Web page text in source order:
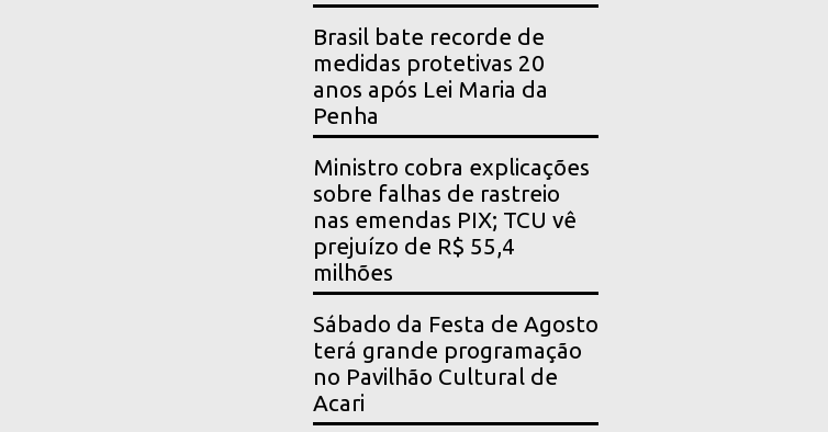
Brasil bate recorde de
medidas protetivas 20
anos após Lei Maria da
Penha
Ministro cobra explicações
sobre falhas de rastreio
nas emendas PIX; TCU vê
prejuízo de R$ 55,4
milhões
Sábado da Festa de Agosto
terá grande programação
no Pavilhão Cultural de
Acari